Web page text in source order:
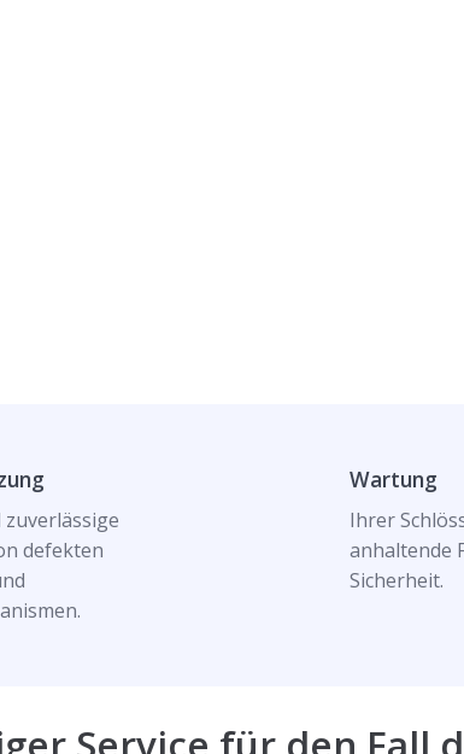
zuverlässige
defekten
Wartung
Ihrer
anhaltende
Sicherheit.